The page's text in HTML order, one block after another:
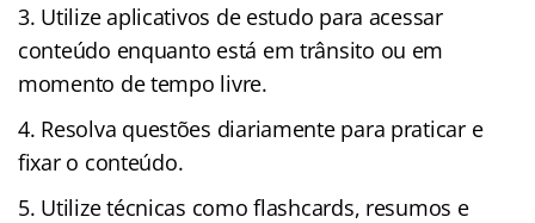
Utilize aplicativos de estudo para acessar
conteúdo enquanto está em trânsito ou em
momento de tempo livre.
Resolva questões diariamente para praticar e
fixar o conteúdo.
Utilize técnicas como flashcards, resumos e